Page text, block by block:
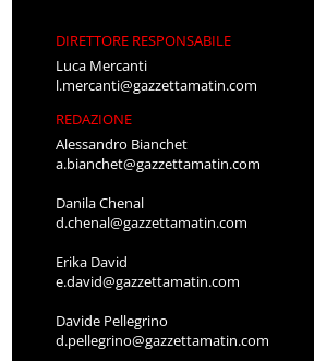
DIRETTORE RESPONSABILE
Luca Mercanti
l.mercanti@gazzettamatin.com
REDAZIONE
Alessandro Bianchet
a.bianchet@gazzettamatin.com
Danila Chenal
d.chenal@gazzettamatin.com
Erika David
e.david@gazzettamatin.com
Davide Pellegrino
d.pellegrino@gazzettamatin.com